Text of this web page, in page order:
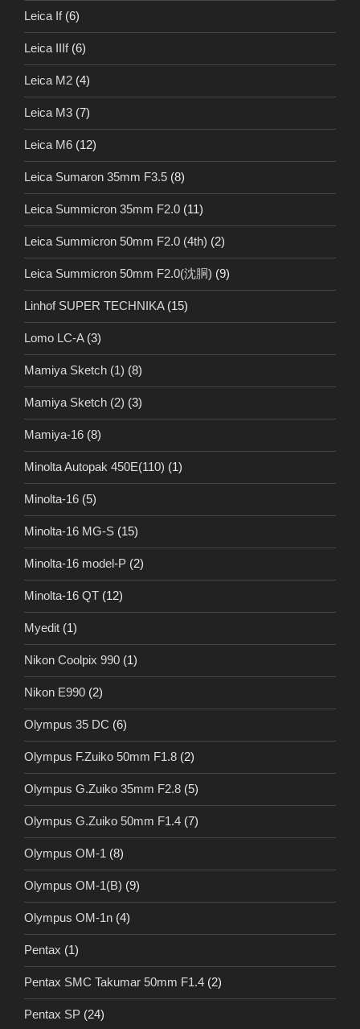
Leica If(6)
Leica IIIf(6)
Leica M2 (4)
Leica M3 (7)
Leica M6 (12)
Leica Sumaron 35mm F3.5 (8)
Leica Summicron 35mm F2.0 (11)
Leica Summicron 50mm F2.0 (4th) (2)
Leica Summicron 50mm F2.0(沈胴) (9)
Linhof SUPER TECHNIKA(15)
Lomo LC-A(3)
Mamiya Sketch (1) (8)
Mamiya Sketch (2) (3)
Mamiya-16 (8)
Minolta Autopak 450E(110) (1)
Minolta-16 (5)
Minolta-16 MG-S (15)
Minolta-16 model-P (2)
Minolta-16 QT (12)
Myedit (1)
Nikon Coolpix 990 (1)
Nikon E990 (2)
Olympus 35 DC (6)
Olympus F.Zuiko 50mm F1.8 (2)
Olympus G.Zuiko 35mm F2.8 (5)
Olympus G.Zuiko 50mm F1.4 (7)
Olympus OM-1 (8)
Olympus OM-1(B) (9)
Olympus OM-1n (4)
Pentax (1)
Pentax SMC Takumar 50mm F1.4 (2)
Pentax SP (24)